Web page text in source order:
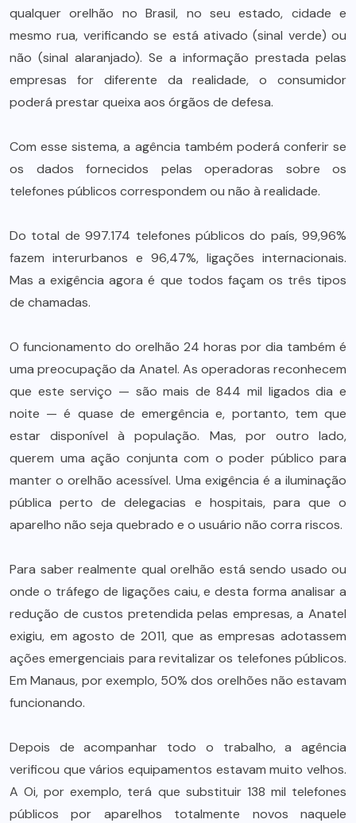
qualquer orelhão no Brasil, no seu estado, cidade e
mesmo rua, verificando se está ativado (sinal verde) ou
não (sinal alaranjado). Se a informação prestada pelas
empresas for diferente da realidade, o consumidor
poderá prestar queixa aos órgãos de defesa.
Com esse sistema, a agência também poderá conferir se
os dados fornecidos pelas operadoras sobre os
telefones públicos correspondem ou não à realidade.
Do total de 997.174 telefones públicos do país, 99,96%
fazem interurbanos e 96,47%, ligações internacionais.
Mas a exigência agora é que todos façam os três tipos
de chamadas.
O funcionamento do orelhão 24 horas por dia também é
uma preocupação da Anatel. As operadoras reconhecem
que este serviço — são mais de 844 mil ligados dia e
noite — é quase de emergência e, portanto, tem que
estar disponível à população. Mas, por outro lado,
querem uma ação conjunta com o poder público para
manter o orelhão acessível. Uma exigência é a iluminação
pública perto de delegacias e hospitais, para que o
aparelho não seja quebrado e o usuário não corra riscos.
Para saber realmente qual orelhão está sendo usado ou
onde o tráfego de ligações caiu, e desta forma analisar a
redução de custos pretendida pelas empresas, a Anatel
exigiu, em agosto de 2011, que as empresas adotassem
ações emergenciais para revitalizar os telefones públicos.
Em Manaus, por exemplo, 50% dos orelhões não estavam
funcionando.
Depois de acompanhar todo o trabalho, a agência
verificou que vários equipamentos estavam muito velhos.
A Oi, por exemplo, terá que substituir 138 mil telefones
públicos por aparelhos totalmente novos naquele